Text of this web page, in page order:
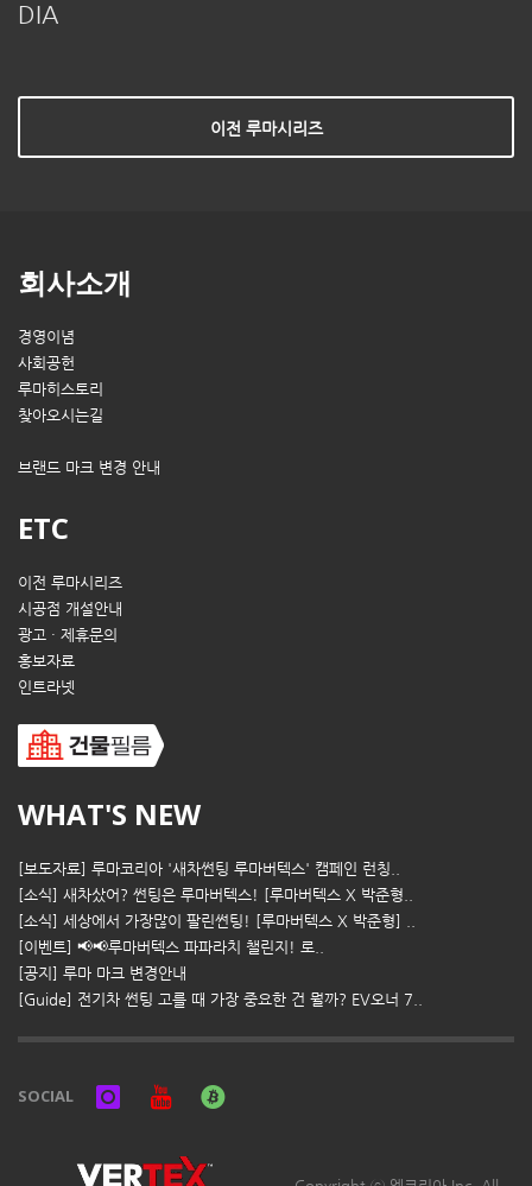
DIA
이전 루마시리즈
회사소개
경영이념
사회공헌
루마히스토리
찾아오시는길
브랜드 마크 변경 안내
ETC
이전 루마시리즈
시공점 개설안내
광고 · 제휴문의
홍보자료
인트라넷
WHAT'S NEW
[보도자료] 루마코리아 '새차썬팅 루마버텍스' 캠페인 런칭..
[소식] 새차샀어? 썬팅은 루마버텍스! [루마버텍스 X 박준형..
[소식] 세상에서 가장많이 팔린썬팅! [루마버텍스 X 박준형] ..
[이벤트] 📢📢루마버텍스 파파라치 챌린지! 로..
[공지] 루마 마크 변경안내
[Guide] 전기차 썬팅 고를 때 가장 중요한 건 뭘까? EV오너 7..
SOCIAL